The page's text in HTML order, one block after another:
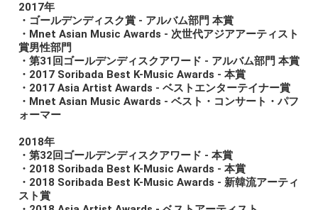
2017年
・ゴールデンディスク賞 - アルバム部門 本賞
・Mnet Asian Music Awards - 次世代アジアアーティスト
賞男性部門
・第31回ゴールデンディスクアワード - アルバム部門 本賞
・2017 Soribada Best K-Music Awards - 本賞
・2017 Asia Artist Awards - ベストエンターテイナー賞
・Mnet Asian Music Awards - ベスト・コンサート・パフ
ォーマー
2018年
・第32回ゴールデンディスクアワード - 本賞
・2018 Soribada Best K-Music Awards - 本賞
・2018 Soribada Best K-Music Awards - 新韓流アーティ
スト賞